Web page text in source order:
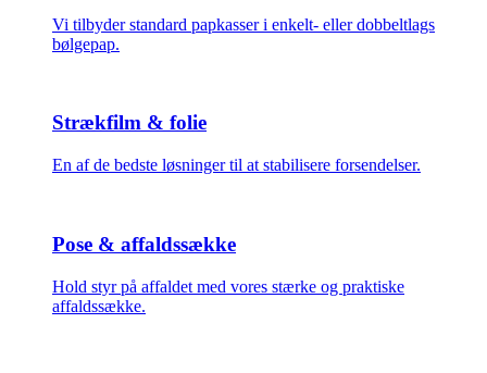
Vi tilbyder standard papkasser i enkelt- eller dobbeltlags
bølgepap.
Strækfilm & folie
En af de bedste løsninger til at stabilisere forsendelser.
Pose & affaldssække
Hold styr på affaldet med vores stærke og praktiske
affaldssække.